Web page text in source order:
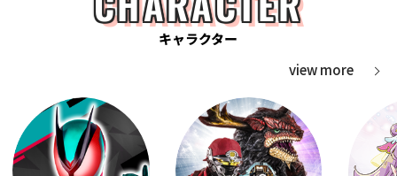
キャラクター
view more